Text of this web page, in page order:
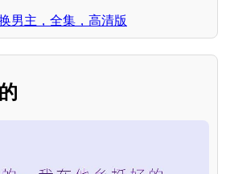
男主，全集，高清版